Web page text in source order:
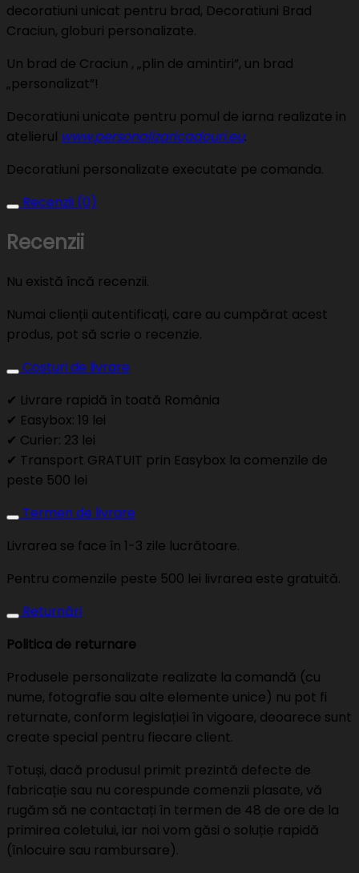
decoratiuni unicat pentru brad, Decoratiuni Brad
Craciun, globuri personalizate.
Un brad de Craciun , „plin de amintiri”, un brad
„personalizat”!
Decoratiuni unicate pentru pomul de iarna realizate in
atelierul www.personalizaricadouri.eu.
Decoratiuni personalizate executate pe comanda.
Recenzii (0)
Recenzii
Nu există încă recenzii.
Numai clienții autentificați, care au cumpărat acest
produs, pot să scrie o recenzie.
Costuri de livrare
✔ Livrare rapidă în toată România
✔ Easybox: 19 lei
✔ Curier: 23 lei
✔ Transport GRATUIT prin Easybox la comenzile de
peste 500 lei
Termen de livrare
Livrarea se face în 1-3 zile lucrătoare.
Pentru comenzile peste 500 lei livrarea este gratuită.
Returnări
Politica de returnare
Produsele personalizate realizate la comandă (cu
nume, fotografie sau alte elemente unice) nu pot fi
returnate, conform legislației în vigoare, deoarece sunt
create special pentru fiecare client.
Totuși, dacă produsul primit prezintă defecte de
fabricație sau nu corespunde comenzii plasate, vă
rugăm să ne contactați în termen de 48 de ore de la
primirea coletului, iar noi vom găsi o soluție rapidă
(înlocuire sau rambursare).